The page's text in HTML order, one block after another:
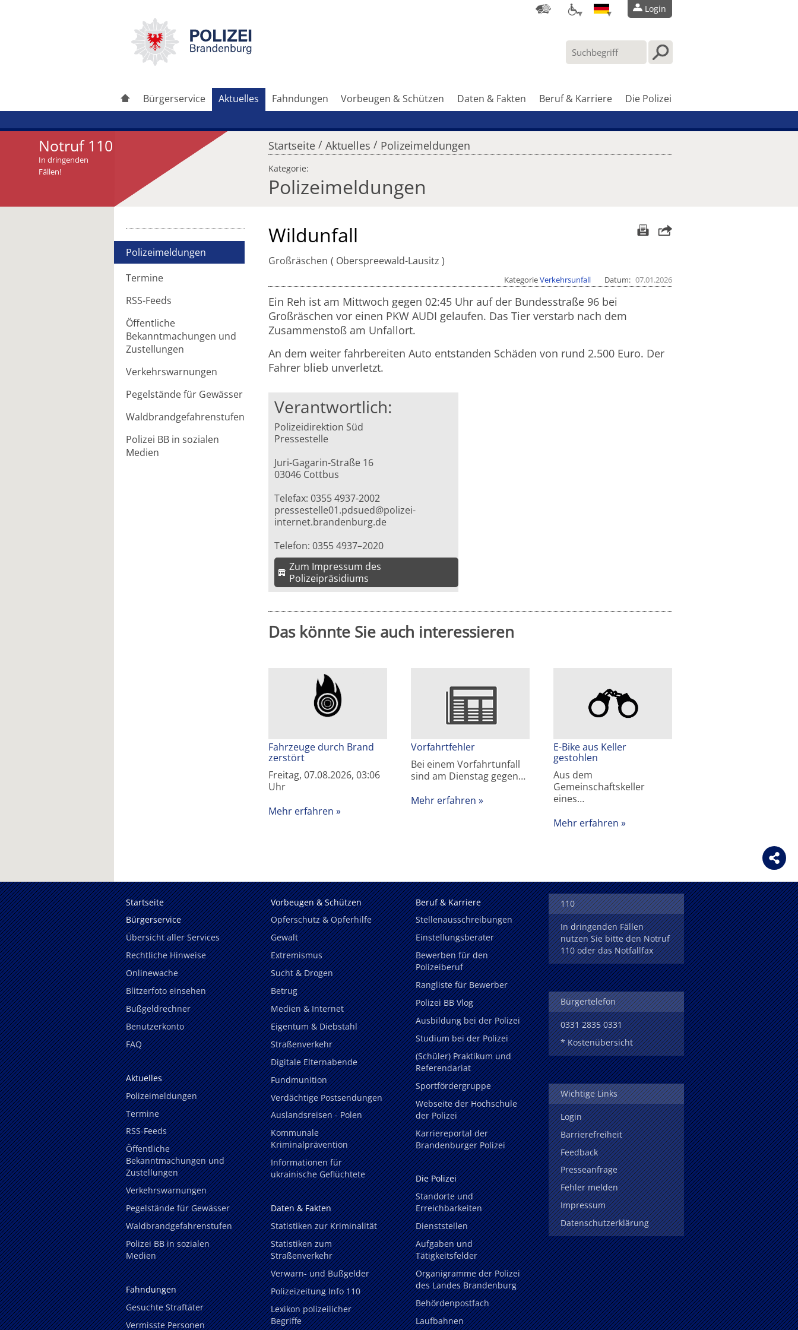
Login
Bürgerservice Aktuelles Fahndungen Vorbeugen & Schützen Daten & Fakten Beruf & Karriere Die Polizei
Notruf 110
In dringenden
Fällen!
Startseite / Aktuelles / Polizeimeldungen
Kategorie:
Polizeimeldungen
Polizeimeldungen
Termine
RSS-Feeds
Öffentliche
Bekanntmachungen und
Zustellungen
Verkehrswarnungen
Pegelstände für Gewässer
Waldbrandgefahrenstufen
Polizei BB in sozialen
Medien
Artikel weiterleiten Wildunfall
Großräschen Oberspreewald-Lausitz
KategorieVerkehrsunfall Datum 07.01.2026
Ein Reh ist am Mittwoch gegen 02:45 Uhr auf der Bundesstraße 96 bei
Großräschen vor einen PKW AUDI gelaufen. Das Tier verstarb nach dem
Zusammenstoß am Unfallort.
An dem weiter fahrbereiten Auto entstanden Schäden von rund 2.500 Euro. Der
Fahrer blieb unverletzt.
Verantwortlich:
Polizeidirektion Süd
Pressestelle
Juri-Gagarin-Straße 16
03046 Cottbus
Telefax: 0355 4937-2002
pressestelle01.pdsued@polizei-
internet.brandenburg.de
Telefon: 0355 4937–2020
Zum Impressum des
Polizeipräsidiums
Das könnte Sie auch interessieren
Fahrzeuge durch Brand
zerstört
Freitag, 07.08.2026, 03:06
Uhr
Mehr erfahren
Vorfahrtfehler
Bei einem Vorfahrtunfall
sind am Dienstag gegen…
Mehr erfahren
E-Bike aus Keller
gestohlen
Aus dem
Gemeinschaftskeller
eines…
Mehr erfahren
Startseite
Bürgerservice
Übersicht aller Services
Rechtliche Hinweise
Onlinewache
Blitzerfoto einsehen
Bußgeldrechner
Benutzerkonto
FAQ
Aktuelles
Polizeimeldungen
Termine
RSS-Feeds
Öffentliche
Bekanntmachungen und
Zustellungen
Verkehrswarnungen
Pegelstände für Gewässer
Waldbrandgefahrenstufen
Polizei BB in sozialen
Medien
Fahndungen
Gesuchte Straftäter
Vermisste Personen
Vorbeugen & Schützen
Opferschutz & Opferhilfe
Gewalt
Extremismus
Sucht & Drogen
Betrug
Medien & Internet
Eigentum & Diebstahl
Straßenverkehr
Digitale Elternabende
Fundmunition
Verdächtige Postsendungen
Auslandsreisen - Polen
Kommunale
Kriminalprävention
Informationen für
ukrainische Geflüchtete
Daten & Fakten
Statistiken zur Kriminalität
Statistiken zum
Straßenverkehr
Verwarn- und Bußgelder
Polizeizeitung Info 110
Lexikon polizeilicher
Begriffe
Beruf & Karriere
Stellenausschreibungen
Einstellungsberater
Bewerben für den
Polizeiberuf
Rangliste für Bewerber
Polizei BB Vlog
Ausbildung bei der Polizei
Studium bei der Polizei
(Schüler) Praktikum und
Referendariat
Sportfördergruppe
Webseite der Hochschule
der Polizei
Karriereportal der
Brandenburger Polizei
Die Polizei
Standorte und
Erreichbarkeiten
Dienststellen
Aufgaben und
Tätigkeitsfelder
Organigramme der Polizei
des Landes Brandenburg
Behördenpostfach
Laufbahnen
110
In dringenden Fällen
nutzen Sie bitte den Notruf
110 oder das Notfallfax
Bürgertelefon
0331 2835 0331
* Kostenübersicht
Wichtige Links
Login
Barrierefreiheit
Feedback
Presseanfrage
Fehler melden
Impressum
Datenschutzerklärung